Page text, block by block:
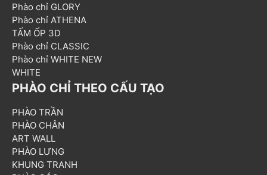
Phào chỉ GLORY
Phào chỉ ATHENA
TẤM ỐP 3D
Phào chỉ CLASSIC
Phào chỉ WHITE NEW
WHITE
PHÀO CHỈ THEO CẤU TẠO
PHÀO TRẦN
PHÀO CHÂN
ART WALL
PHÀO LƯNG
KHUNG TRANH